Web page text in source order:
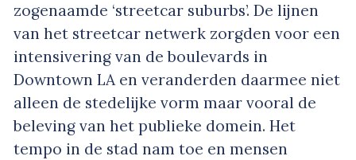
zogenaamde ‘streetcar suburbs’. De lijnen
van het streetcar netwerk zorgden voor een
intensivering van de boulevards in
Downtown LA en veranderden daarmee niet
alleen de stedelijke vorm maar vooral de
beleving van het publieke domein. Het
tempo in de stad nam toe en mensen